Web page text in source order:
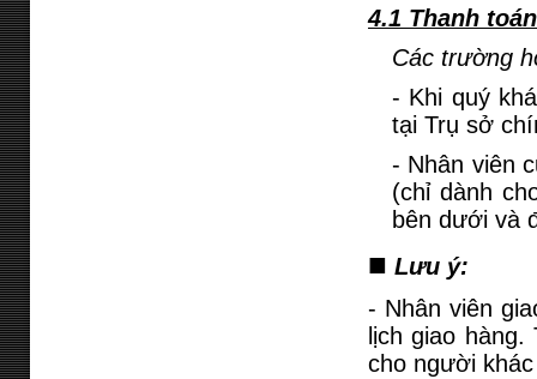
4.1 Thanh
Các trường
- Khi quý
tại Trụ sở
- Nhân viên
(chỉ dành
bên dưới và
■ Lưu ý:
- Nhân viên
lịch giao
cho người